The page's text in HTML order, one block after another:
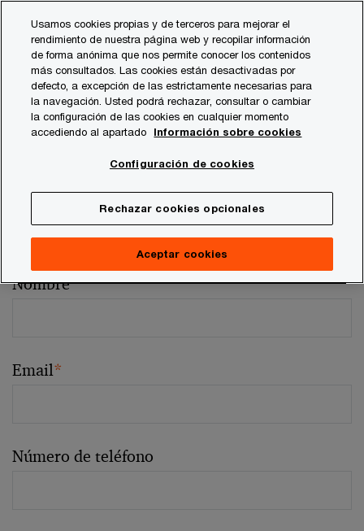
content
footer
Comentarios y sugerencias
Por favor, facilítenos los siguientes datos
Los campos marcados con un asterisco son obligatorios (
Persona de contacto:Patricia Punsoda
Nombre*
Email*
Número de teléfono
Usamos cookies propias y de terceros para mejorar el
rendimiento de nuestra página web y recopilar información
de forma anónima que nos permite conocer los contenidos
más consultados. Las cookies están desactivadas por
defecto, a excepción de las estrictamente necesarias para
la navegación. Usted podrá rechazar, consultar o cambiar
la configuración de las cookies en cualquier momento
accediendo al apartado
Información sobre cookies
Configuración de cookies
Rechazar cookies opcionales
Aceptar cookies